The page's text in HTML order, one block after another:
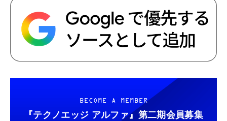
BECOME A MEMBER
『テクノエッジ アルファ』 第二期会員募集